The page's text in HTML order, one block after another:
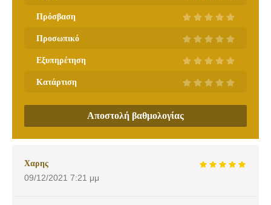
Πρόσβαση
Προσωπικό
Εξυπηρέτηση
Κατάρτιση
Αποστολή βαθμολογίας
Χαρης
09/12/2021 7:21 μμ